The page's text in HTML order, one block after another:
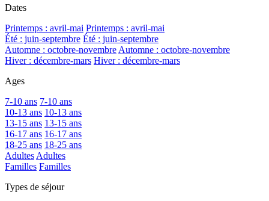
Dates
Printemps : avril-mai Printemps : avril-mai
Été : juin-septembre Été : juin-septembre
Automne : octobre-novembre Automne : octobre-novembre
Hiver : décembre-mars Hiver : décembre-mars
Ages
7-10 ans 7-10 ans
10-13 ans 10-13 ans
13-15 ans 13-15 ans
16-17 ans 16-17 ans
18-25 ans 18-25 ans
Adultes Adultes
Familles Familles
Types de séjour